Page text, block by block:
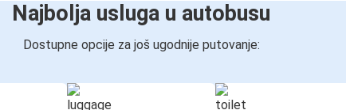
Najbolja usluga u autobusu
Dostupne opcije za još ugodnije putovanje: